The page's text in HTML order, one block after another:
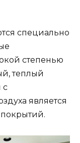
специально
степенью
теплый
с
является